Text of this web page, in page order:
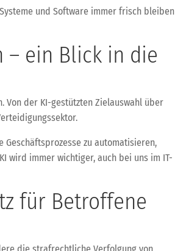
und Software immer frisch bleiben
– ein Blick in die
Von der KI-gestützten Zielauswahl über
zu automatisieren,
wird immer wichtiger, auch bei uns im IT-
für Betroffene